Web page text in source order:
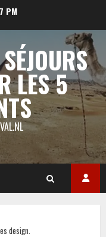
PM
LES 5
design.